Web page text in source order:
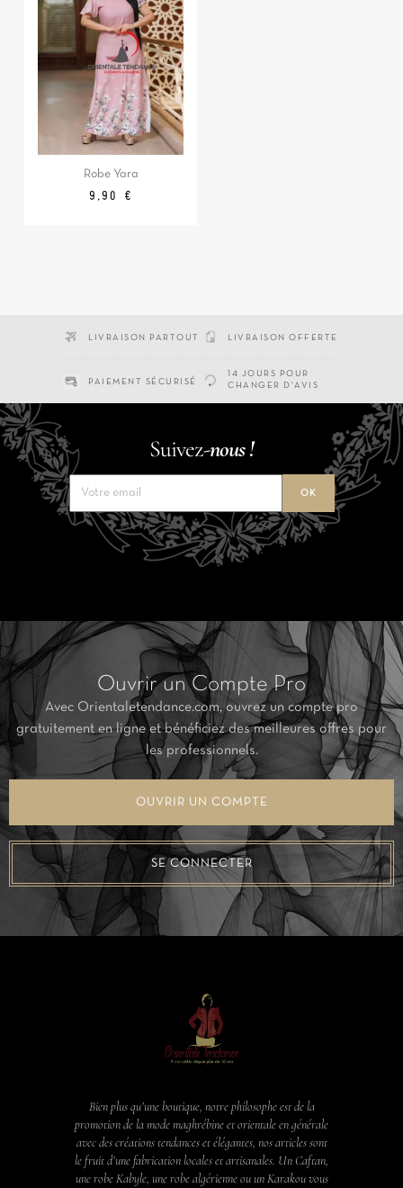
Robe Yara
Prix
Prix
9,90 €
LIVRAISON PARTOUT LIVRAISON OFFERTE
PAIEMENT SÉCURISÉ
14 JOURS POUR
CHANGER D'AVIS
Suivez-nous !
Ouvrir un Compte Pro
Avec Orientaletendance.com, ouvrez un compte pro
gratuitement en ligne et bénéficiez des meilleures offres pour
les professionnels.
OUVRIR UN COMPTE
SE CONNECTER
Bien plus qu’une boutique, notre philosophe est de la
promotion de la mode maghrébine et orientale en générale
avec des créations tendances et élégantes, nos articles sont
le fruit d’une fabrication locales et artisanales. Un Caftan,
une robe Kabyle, une robe algérienne ou un Karakou vous